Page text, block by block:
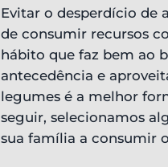
Evitar o desperdício de
de consumir recursos
hábito que faz bem ao
antecedência e
legumes é a melhor
seguir, selecionamos
sua família a consumir